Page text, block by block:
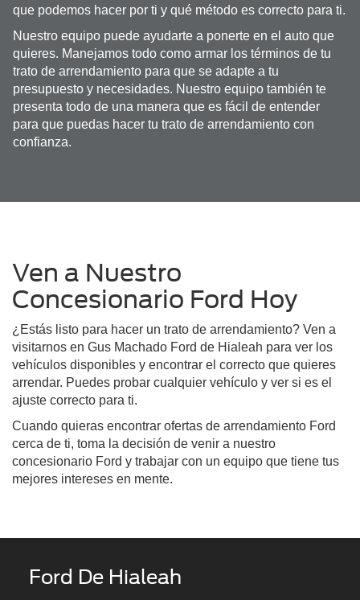
que podemos hacer por ti y qué método es correcto para ti.
Nuestro equipo puede ayudarte a ponerte en el auto que
quieres. Manejamos todo como armar los términos de tu
trato de arrendamiento para que se adapte a tu
presupuesto y necesidades. Nuestro equipo también te
presenta todo de una manera que es fácil de entender
para que puedas hacer tu trato de arrendamiento con
confianza.
Ven a Nuestro
Concesionario Ford Hoy
¿Estás listo para hacer un trato de arrendamiento? Ven a
visitarnos en Gus Machado Ford de Hialeah para ver los
vehículos disponibles y encontrar el correcto que quieres
arrendar. Puedes probar cualquier vehículo y ver si es el
ajuste correcto para ti.
Cuando quieras encontrar ofertas de arrendamiento Ford
cerca de ti, toma la decisión de venir a nuestro
concesionario Ford y trabajar con un equipo que tiene tus
mejores intereses en mente.
Ford De Hialeah